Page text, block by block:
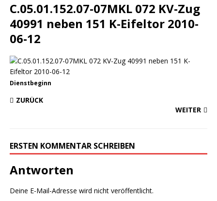
C.05.01.152.07-07MKL 072 KV-Zug
40991 neben 151 K-Eifeltor 2010-
06-12
Dienstbeginn
ZURÜCK
WEITER
ERSTEN KOMMENTAR SCHREIBEN
Antworten
Deine E-Mail-Adresse wird nicht veröffentlicht.